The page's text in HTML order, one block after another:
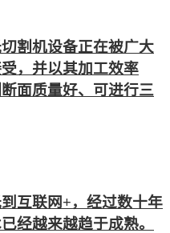
割机设备正在被广大
，并以其加工效率
面质量好、可进行三
互联网+，经过数十年
经越来越趋于成熟。